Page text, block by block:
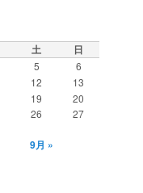
土
日
5 6
12
13
19
20
26
27
9月 »